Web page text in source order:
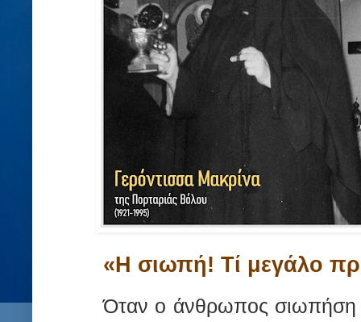
«Η σιω­πή! Τί με­γά­λο
Όταν ο άν­θρω­πος σιω­πή­ση